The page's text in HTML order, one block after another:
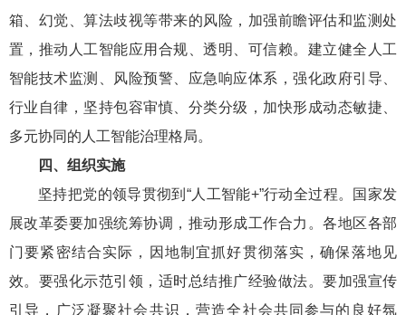
箱、幻觉、算法歧视等带来的风险，加强前瞻评估和监测处
置，推动人工智能应用合规、透明、可信赖。建立健全人工
智能技术监测、风险预警、应急响应体系，强化政府引导、
行业自律，坚持包容审慎、分类分级，加快形成动态敏捷、
多元协同的人工智能治理格局。
四、组织实施
坚持把党的领导贯彻到“人工智能+”行动全过程。国家发
展改革委要加强统筹协调，推动形成工作合力。各地区各部
门要紧密结合实际，因地制宜抓好贯彻落实，确保落地见
效。要强化示范引领，适时总结推广经验做法。要加强宣传
引导，广泛凝聚社会共识，营造全社会共同参与的良好氛